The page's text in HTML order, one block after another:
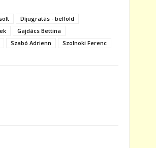
Díjugratás - belföld
Gajdács Bettina
Szabó Adrienn Szolnoki Ferenc